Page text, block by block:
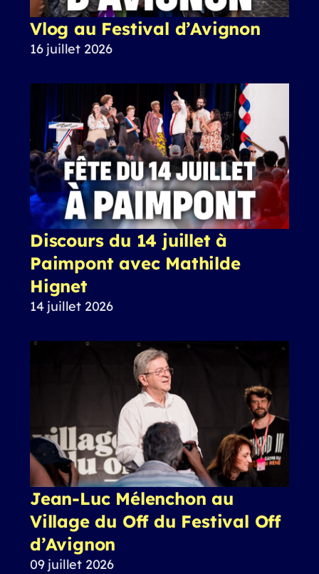
Vlog au Festival d’Avignon
16 juillet 2026
Discours du 14 juillet à
Paimpont avec Mathilde
Hignet
14 juillet 2026
Jean-Luc Mélenchon au
Village du Off du Festival Off
d’Avignon
09 juillet 2026